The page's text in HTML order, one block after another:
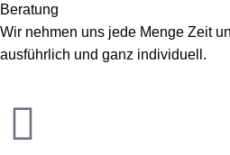
Beratung
Wir nehmen uns jede Menge Zeit
ausführlich und ganz individuell.